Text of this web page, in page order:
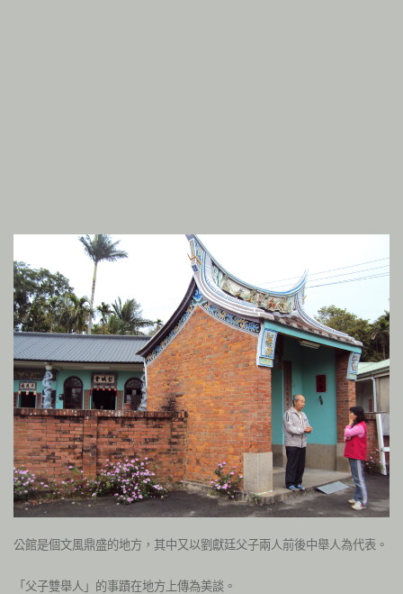
公館是個文風鼎盛的地方，其中又以劉獻廷父子兩人前後中舉人為代表。
「父子雙舉人」的事蹟在地方上傳為美談。